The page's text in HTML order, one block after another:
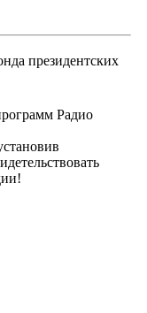
президентских
Радио